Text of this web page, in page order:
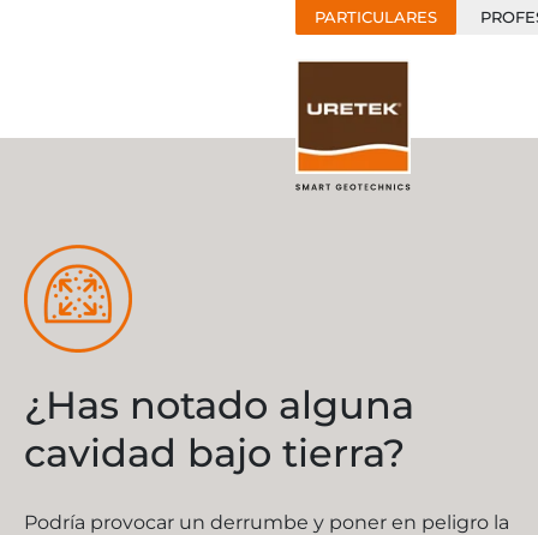
PARTICULARES
¿Has notado alguna
cavidad bajo tierra?
Podría provocar un derrumbe y poner en peligro la